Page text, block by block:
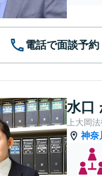
電話で面談予約
水口
上大岡
神奈